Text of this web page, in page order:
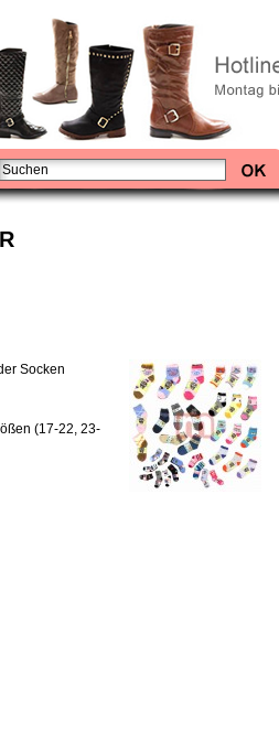
Socken
(17-22, 23-